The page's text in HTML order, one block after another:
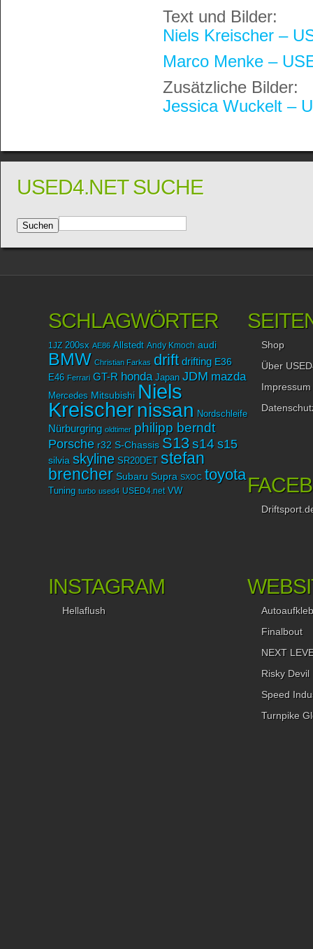
Text und Bilder:
Niels Kreischer –
Marco Menke –
Zusätzliche Bilder:
Jessica Wuckelt –
USED4.NET SUCHE
SCHLAGWÖRTER
1JZ 200sx AE86 Allstedt Andy Kmoch audi
BMW Christian Farkas drift drifting E36
E46 Ferrari GT-R honda Japan JDM mazda
Mercedes Mitsubishi Niels
Kreischer nissan Nordschleife
Nürburgring oldtimer philipp berndt
Porsche r32 S-Chassis S13 s14 s15
silvia skyline SR20DET stefan
brencher Subaru Supra SXOC toyota
Tuning turbo used4 USED4.net VW
Shop
Über
Impressum
INSTAGRAM
Hellaflush
Finalbout
NEXT
Risky Devil
Speed
Turnpike